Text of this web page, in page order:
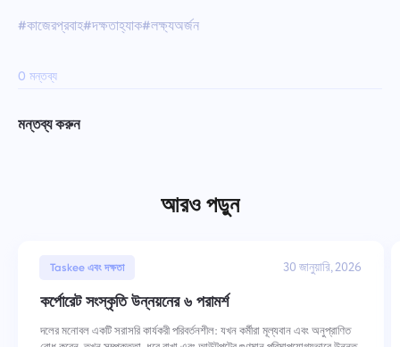
#কাজেরপ্রবাহ#দক্ষতাহ্যাক#লক্ষ্যঅর্জন
0 মন্তব্য
মন্তব্য করুন
আরও পড়ুন
Taskee এবং দক্ষতা 30 জানুয়ারি, 2026
কর্পোরেট সংস্কৃতি উন্নয়নের ৬ পরামর্শ
দলের মনোবল একটি সরাসরি কার্যকরী পরিবর্তনশীল: যখন কর্মীরা মূল্যবান এবং অনুপ্রাণিত